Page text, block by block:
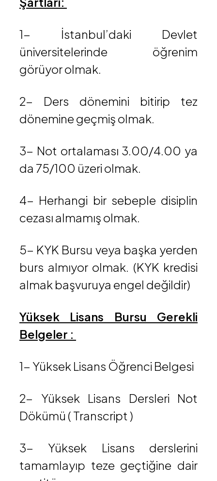
1- İstanbul’daki Devlet
üniversitelerinde öğrenim
görüyor olmak.
2- Ders dönemini bitirip tez
dönemine geçmiş olmak.
3- Not ortalaması 3.00/4.00 ya
da 75/100 üzeri olmak.
4- Herhangi bir sebeple disiplin
cezası almamış olmak.
5- KYK Bursu veya başka yerden
burs almıyor olmak. (KYK kredisi
almak başvuruya engel değildir)
Yüksek Lisans Bursu Gerekli
Belgeler :
1- Yüksek Lisans Öğrenci Belgesi
2- Yüksek Lisans Dersleri Not
Dökümü ( Transcript )
3- Yüksek Lisans derslerini
tamamlayıp teze geçtiğine dair